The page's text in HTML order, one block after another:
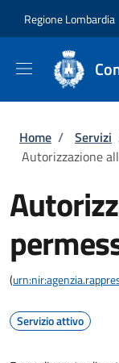
Regione Lombardia
Briciole
Home / Servizi
Autorizzazione
(
Servizio attivo